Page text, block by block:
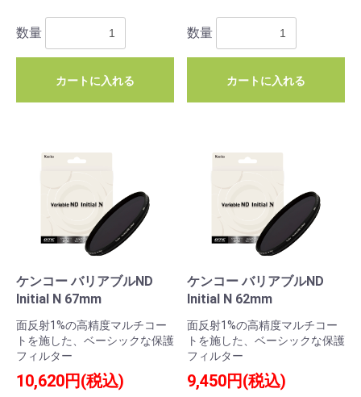
数量
カートに入れる
数量
カートに入れる
ケンコー バリアブルND
Initial N 67mm
面反射1%の高精度マルチコー
トを施した、ベーシックな保護
フィルター
10,620円(税込)
ケンコー バリアブルND
Initial N 62mm
面反射1%の高精度マルチコー
トを施した、ベーシックな保護
フィルター
9,450円(税込)